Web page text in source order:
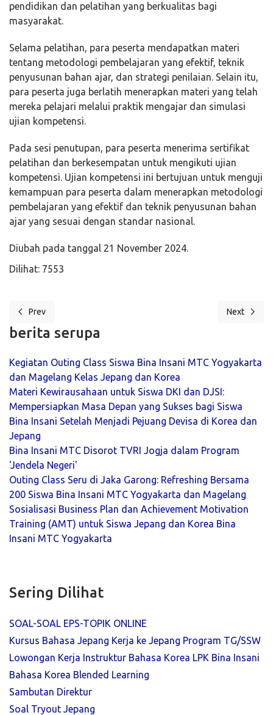
pendidikan dan pelatihan yang berkualitas bagi
masyarakat.
Selama pelatihan, para peserta mendapatkan materi
tentang metodologi pembelajaran yang efektif, teknik
penyusunan bahan ajar, dan strategi penilaian. Selain itu,
para peserta juga berlatih menerapkan materi yang telah
mereka pelajari melalui praktik mengajar dan simulasi
ujian kompetensi.
Pada sesi penutupan, para peserta menerima sertifikat
pelatihan dan berkesempatan untuk mengikuti ujian
kompetensi. Ujian kompetensi ini bertujuan untuk menguji
kemampuan para peserta dalam menerapkan metodologi
pembelajaran yang efektif dan teknik penyusunan bahan
ajar yang sesuai dengan standar nasional.
Diubah pada tanggal 21 November 2024.
Dilihat: 7553
Previous article: PENUTUPAN DIKLAT KOREA REGULER 84/85:
Prev Next article:
Next
berita serupa
Kegiatan Outing Class Siswa Bina Insani MTC Yogyakarta
dan Magelang Kelas Jepang dan Korea
Materi Kewirausahaan untuk Siswa DKI dan DJSI:
Mempersiapkan Masa Depan yang Sukses bagi Siswa
Bina Insani Setelah Menjadi Pejuang Devisa di Korea dan
Jepang
Bina Insani MTC Disorot TVRI Jogja dalam Program
'Jendela Negeri'
Outing Class Seru di Jaka Garong: Refreshing Bersama
200 Siswa Bina Insani MTC Yogyakarta dan Magelang
Sosialisasi Business Plan dan Achievement Motivation
Training (AMT) untuk Siswa Jepang dan Korea Bina
Insani MTC Yogyakarta
Sering Dilihat
SOAL-SOAL EPS-TOPIK ONLINE
Kursus Bahasa Jepang Kerja ke Jepang Program TG/SSW
Lowongan Kerja Instruktur Bahasa Korea LPK Bina Insani
Bahasa Korea Blended Learning
Sambutan Direktur
Soal Tryout Jepang